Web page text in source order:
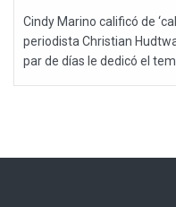
Cindy Marino calificó de
periodista Christian
par de días le dedicó el